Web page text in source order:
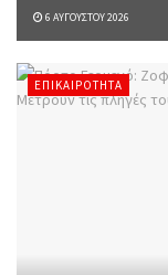
6 ΑΥΓΟΎΣΤΟΥ 2026
ΕΠΙΚΑΙΡΌΤΗΤΑ